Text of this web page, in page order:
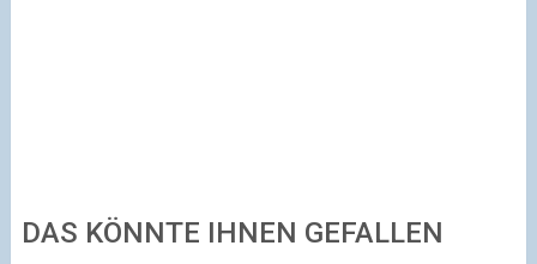
DAS KÖNNTE IHNEN GEFALLEN